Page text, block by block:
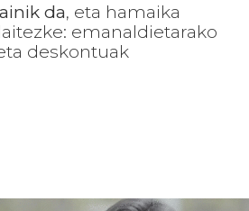
da, eta hamaika
emanaldietarako
deskontuak